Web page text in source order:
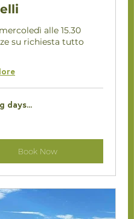
alle 15.30
su richiesta tutto
days...
Book Now